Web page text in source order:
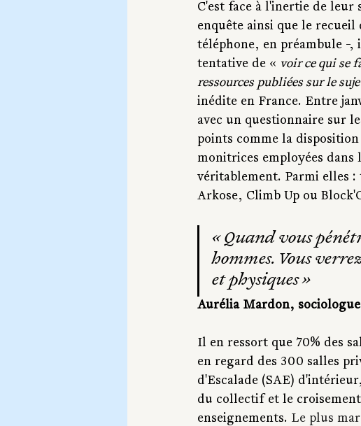
C'est face à l'inertie de leur
enquête ainsi que le recueil
téléphone, en préambule -,
tentative de « voir ce qui se
ressources publiées sur le
inédite en France. Entre
avec un questionnaire sur
points comme la
monitrices employées
véritablement. Parmi elles :
Arkose, Climb Up ou
« Quand vous
hommes. Vous
et physiques »
Aurélia Mardon,
Il en ressort que 70% des
en regard des 300 salles
d'Escalade (SAE)
du collectif et le
enseignements. Le plus